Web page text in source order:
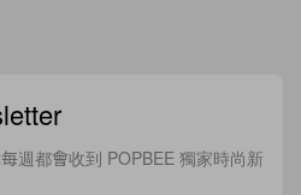
週都會收到 POPBEE 獨家時尚新